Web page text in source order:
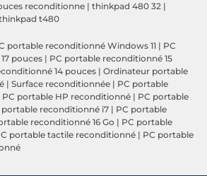
reconditionne | thinkpad 480 32 |
t480
portable reconditionné Windows 11 | PC
pouces | PC portable reconditionné 15
14 pouces | Ordinateur portable
| Surface reconditionnée | PC portable
PC portable HP reconditionné | PC portable
portable reconditionné i7 | PC portable
reconditionné 16 Go | PC portable
portable tactile reconditionné | PC portable